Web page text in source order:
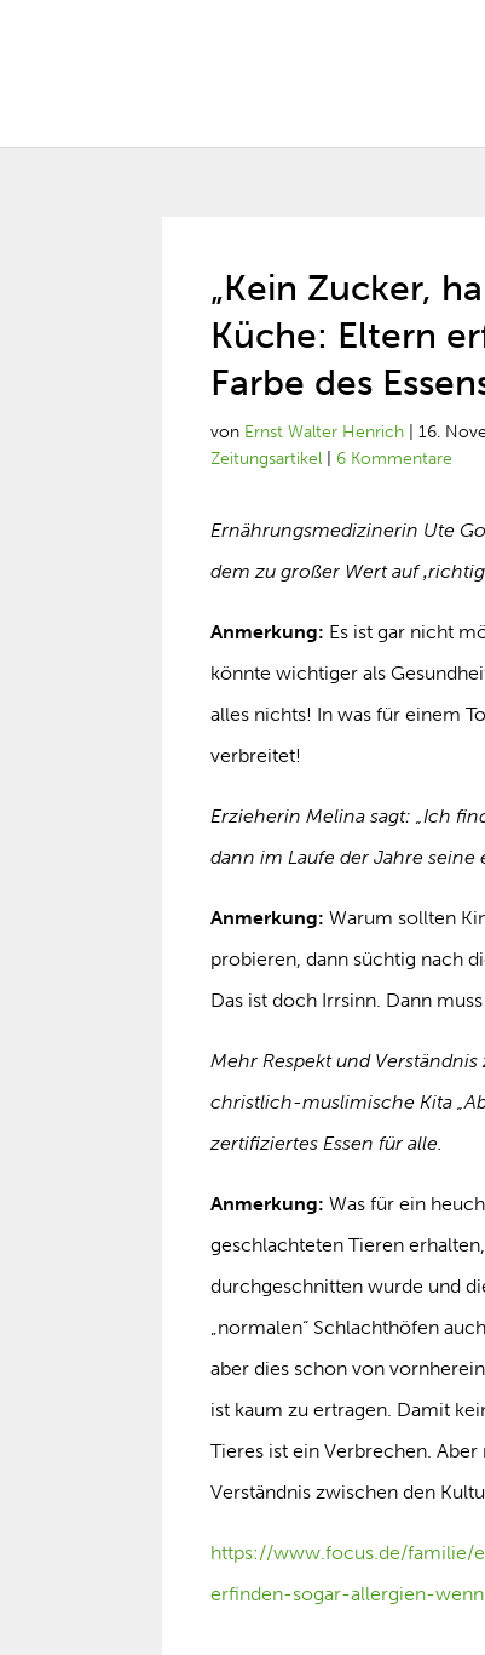
„Kein Zucker,
Küche: Eltern
Farbe des
von Ernst Walter Henrich |16.
Zeitungsartikel
6 Kommentare
Ernährungsmedizinerin Ute
dem zu großer Wert auf
Anmerkung: Es ist gar nicht
könnte wichtiger als
alles nichts! In was für einem
verbreitet!
Erzieherin Melina sagt: „Ich
dann im Laufe der Jahre
Anmerkung: Warum sollten
probieren, dann süchtig nach
Das ist doch Irrsinn. Dann
Mehr Respekt und
christlich-muslimische Kita
zertifiziertes Essen für alle.
Anmerkung: Was für ein
geschlachteten Tieren
durchgeschnitten wurde und
„normalen“ Schlachthöfen
aber dies schon von
ist kaum zu ertragen. Damit
Tieres ist ein Verbrechen.
Verständnis zwischen den
https://www.focus.de/
erfinden-sogar-allergien-